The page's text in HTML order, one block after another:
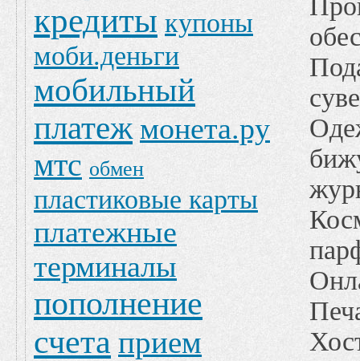
кредиты купоны
моби.деньги
мобильный
платеж монета.ру
мтс обмен
пластиковые карты
платежные
терминалы
пополнение
счета прием